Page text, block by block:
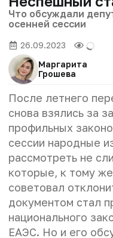
Что обсуждали
осенней сессии
26.09.2023
Маргарита
Грошева
После летнего
снова взялись за
профильных
сессии народные
рассмотреть не
которые, к тому
советовал
документом стал
национального
ЕАЭС. Но и его